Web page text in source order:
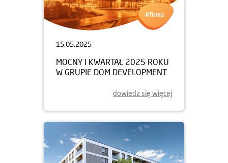
15.05.2025
MOCNY I KWARTAŁ 2025 ROKU
W GRUPIE DOM DEVELOPMENT
dowiedz się więcej